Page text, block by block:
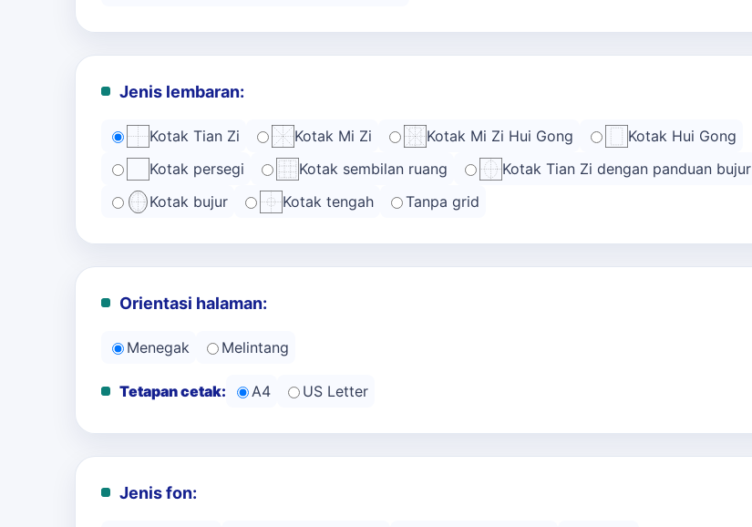
Jenis lembaran:
Kotak Tian Zi Kotak Mi Zi Kotak Mi Zi Hui Gong
Kotak Hui Gong
Kotak persegi
Kotak sembilan ruang
Kotak Tian Zi dengan panduan bujur
Kotak bujur
Kotak tengah Tanpa grid
Orientasi halaman:
Menegak Melintang
Tetapan cetak: A4 US Letter
Jenis fon: